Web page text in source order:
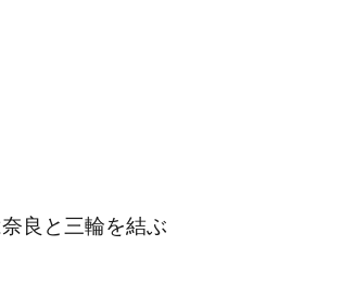
良と三輪を結ぶ